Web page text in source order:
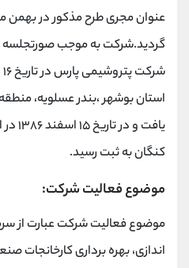
گردید.شرکت به موجب صورتجلسه
استان بوشهر ،بندر عسلویه، منطقه
یافت و در
کنگان به ثبت رسید.
موضوع فعالیت شرکت:
موضوع فعالیت شرکت عبارت از
اندازی، بهره برداری کارخانجات